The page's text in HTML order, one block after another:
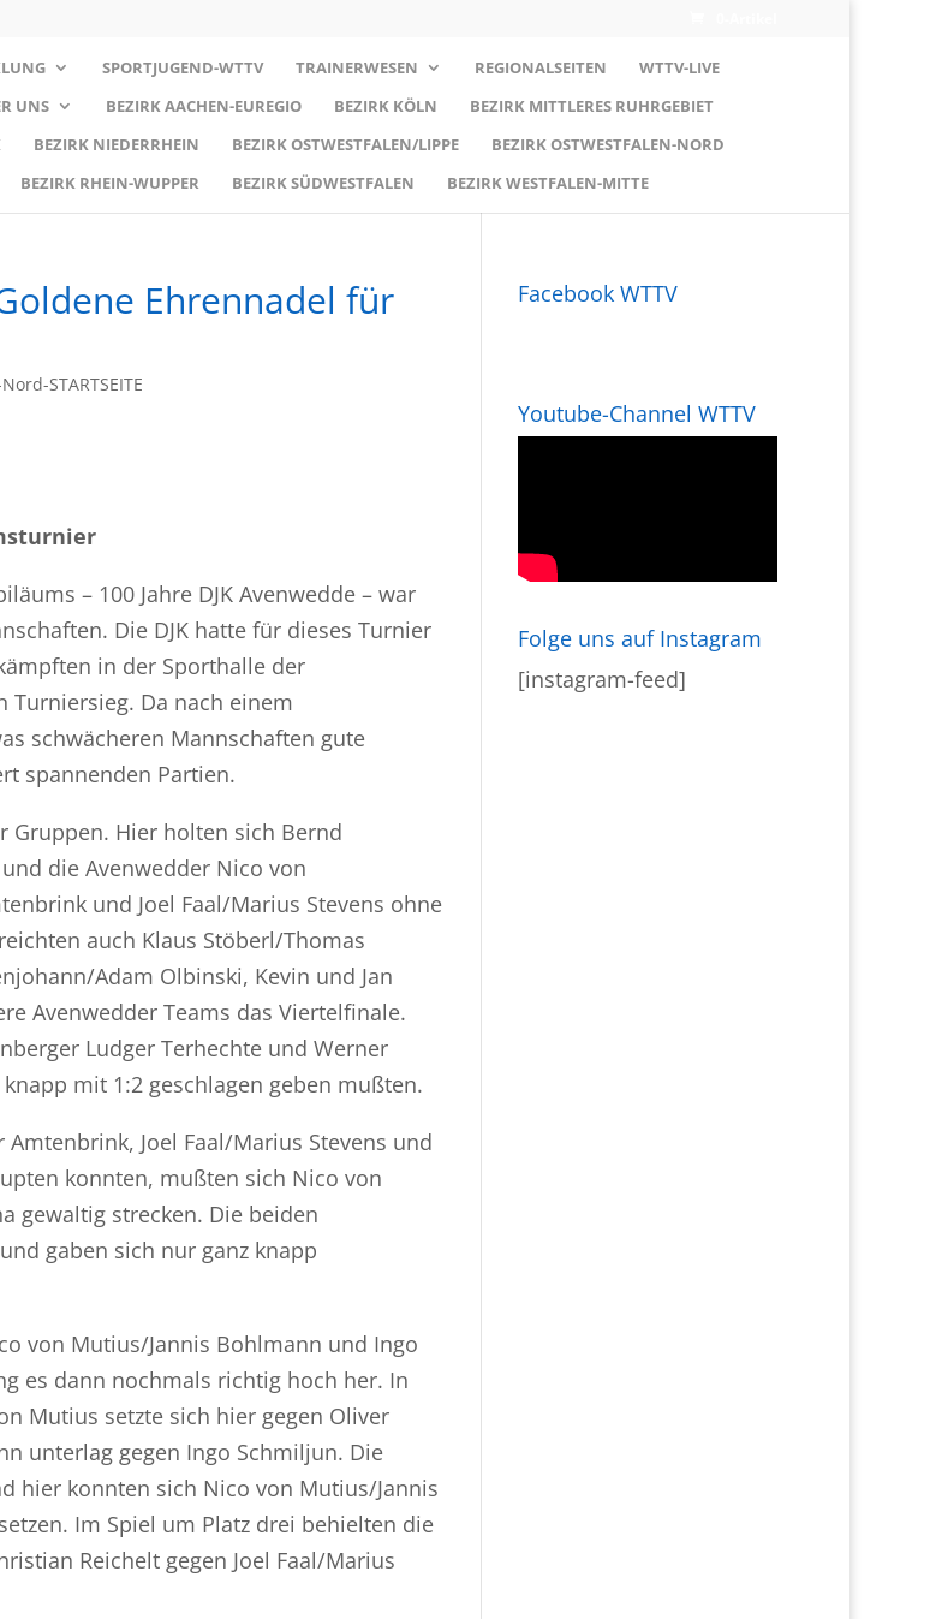
SPORTJUGEND-WTTV TRAINERWESEN REGIONALSEITEN
WTTV-LIVE
UNS BEZIRK AACHEN-EUREGIO BEZIRK KÖLN
BEZIRK MITTLERES RUHRGEBIET
BEZIRK NIEDERRHEIN BEZIRK OSTWESTFALEN/LIPPE
BEZIRK OSTWESTFALEN-NORD
BEZIRK RHEIN-WUPPER BEZIRK SÜDWESTFALEN BEZIRK WESTFALEN-MITTE
Ehrennadel für
STARTSEITE
– 100 Jahre DJK Avenwedde – war
Die DJK hatte für dieses Turnier
in der Sporthalle der
Turniersieg. Da nach einem
schwächeren Mannschaften gute
spannenden Partien.
Gruppen. Hier holten sich Bernd
die Avenwedder Nico von
und Joel Faal/Marius Stevens ohne
auch Klaus Stöberl/Thomas
Adam Olbinski, Kevin und Jan
Avenwedder Teams das Viertelfinale.
Ludger Terhechte und Werner
mit 1:2 geschlagen geben mußten.
Joel Faal/Marius Stevens und
konnten, mußten sich Nico von
gewaltig strecken. Die beiden
gaben sich nur ganz knapp
von Mutius/Jannis Bohlmann und Ingo
es dann nochmals richtig hoch her. In
Mutius setzte sich hier gegen Oliver
unterlag gegen Ingo Schmiljun. Die
hier konnten sich Nico von Mutius/Jannis
Im Spiel um Platz drei behielten die
Reichelt gegen Joel Faal/Marius
Facebook WTTV
Youtube-Channel WTTV
Folge uns auf Instagram
[instagram-feed]